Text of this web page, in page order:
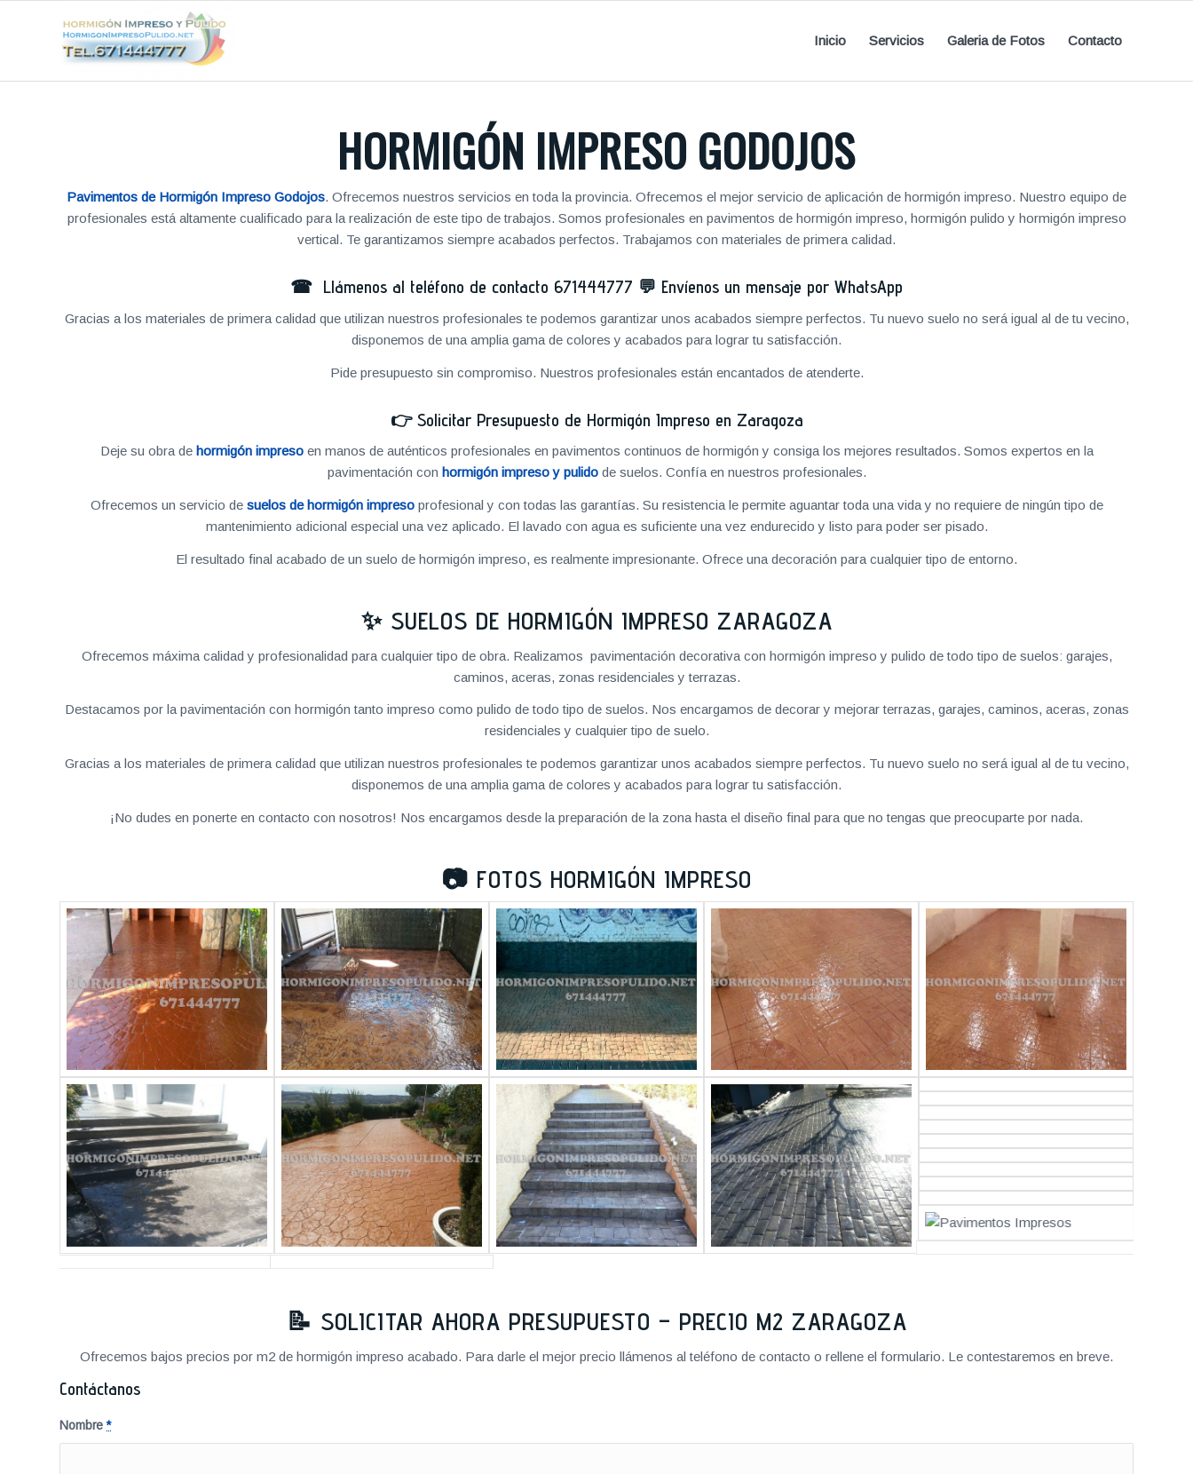
Inicio Servicios Galeria de Fotos Contacto
HORMIGÓN IMPRESO GODOJOS
Pavimentos de Hormigón Impreso Godojos. Ofrecemos nuestros servicios en toda la provincia. Ofrecemos el mejor servicio de aplicación de hormigón impreso. Nuestro equipo de
profesionales está altamente cualificado para la realización de este tipo de trabajos. Somos profesionales en pavimentos de hormigón impreso, hormigón pulido y hormigón impreso
vertical. Te garantizamos siempre acabados perfectos. Trabajamos con materiales de primera calidad.
☎ Llámenos al teléfono de contacto 671444777 💬 Envíenos un mensaje por WhatsApp
Gracias a los materiales de primera calidad que utilizan nuestros profesionales te podemos garantizar unos acabados siempre perfectos. Tu nuevo suelo no será igual al de tu vecino,
disponemos de una amplia gama de colores y acabados para lograr tu satisfacción.
Pide presupuesto sin compromiso. Nuestros profesionales están encantados de atenderte.
👉 Solicitar Presupuesto de Hormigón Impreso en Zaragoza
Deje su obra de hormigón impresoen manos de auténticos profesionales en pavimentos continuos de hormigón y consiga los mejores resultados. Somos expertos en la
pavimentación con hormigón impreso y pulidode suelos. Confía en nuestros profesionales.
Ofrecemos un servicio de suelos de hormigón impresoprofesional y con todas las garantías. Su resistencia le permite aguantar toda una vida y no requiere de ningún tipo de
mantenimiento adicional especial una vez aplicado. El lavado con agua es suficiente una vez endurecido y listo para poder ser pisado.
El resultado final acabado de un suelo de hormigón impreso, es realmente impresionante. Ofrece una decoración para cualquier tipo de entorno.
✨ SUELOS DE HORMIGÓN IMPRESO ZARAGOZA
Ofrecemos máxima calidad y profesionalidad para cualquier tipo de obra. Realizamos pavimentación decorativa con hormigón impreso y pulido de todo tipo de suelos: garajes,
caminos, aceras, zonas residenciales y terrazas.
Destacamos por la pavimentación con hormigón tanto impreso como pulido de todo tipo de suelos. Nos encargamos de decorar y mejorar terrazas, garajes, caminos, aceras, zonas
residenciales y cualquier tipo de suelo.
Gracias a los materiales de primera calidad que utilizan nuestros profesionales te podemos garantizar unos acabados siempre perfectos. Tu nuevo suelo no será igual al de tu vecino,
disponemos de una amplia gama de colores y acabados para lograr tu satisfacción.
¡No dudes en ponerte en contacto con nosotros! Nos encargamos desde la preparación de la zona hasta el diseño final para que no tengas que preocuparte por nada.
📷 FOTOS HORMIGÓN IMPRESO
📝 SOLICITAR AHORA PRESUPUESTO – PRECIO M2 ZARAGOZA
Ofrecemos bajos precios por m2 de hormigón impreso acabado. Para darle el mejor precio llámenos al teléfono de contacto o rellene el formulario. Le contestaremos en breve.
Contáctanos
Nombre*